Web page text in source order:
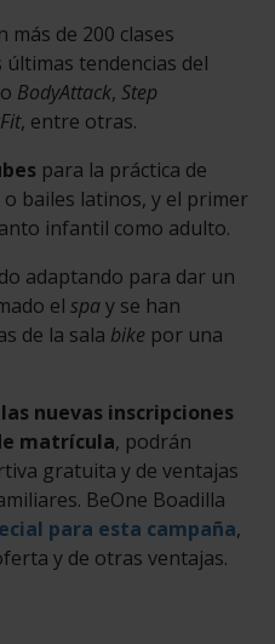
más de 200 clases
tendencias del
BodyAttack, Step
, entre otras.
para la práctica de
bailes latinos, y el primer
infantil como adulto.
adaptando para dar un
el spay se han
de la sala bike por una
nuevas inscripciones
matrícula, podrán
gratuita y de ventajas
BeOne Boadilla
para esta campaña,
y de otras ventajas.